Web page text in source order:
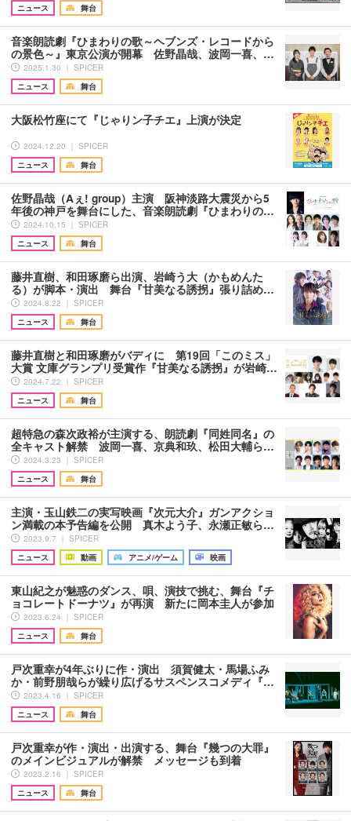
ニュース
舞台
音楽朗読劇『ひまわりの歌～ヘブンズ・レコードから
の景色～』東京公演が開幕 佐野晶哉、波岡一喜、…
2025.1.30 ｜ SPICER
ニュース
舞台
大阪松竹座にて『じゃりン子チエ』上演が決定
2024.12.20 ｜ SPICER
ニュース
舞台
佐野晶哉（Aぇ! group）主演 阪神淡路大震災から5
年後の神戸を舞台にした、音楽朗読劇『ひまわりの…
2024.10.15 ｜ SPICER
ニュース
舞台
藤井直樹、和田琢磨ら出演、岩崎う大（かもめんた
る）が脚本・演出 舞台『甘美なる誘拐』張り詰め…
2024.8.22 ｜ SPICER
ニュース
舞台
藤井直樹と和田琢磨がバディに 第19回「このミス」
大賞 文庫グランプリ受賞作『甘美なる誘拐』が岩崎…
2024.7.22 ｜ SPICER
ニュース
舞台
超特急の森次政裕が主演する、朗読劇『同姓同名』の
全キャスト解禁 波岡一喜、京典和玖、松田大輔ら…
2024.3.23 ｜ SPICER
ニュース
舞台
主演・玉山鉄二の実写映画『次元大介』ガンアクショ
ン満載の本予告編を公開 真木よう子、永瀬正敏ら…
2023.9.7 ｜ SPICER
ニュース
動画 アニメ/ゲーム 映画
東山紀之が魅惑のダンス、唄、演技で挑む、舞台『チ
ョコレートドーナツ』が再演 新たに岡本圭人が参加
2023.6.24 ｜ SPICER
ニュース
舞台
戸次重幸が4年ぶりに作・演出 須賀健太・馬場ふみ
か・前野朋哉らが繰り広げるサスペンスコメディ『…
2023.4.16 ｜ SPICER
ニュース
舞台
戸次重幸が作・演出・出演する、舞台『幾つの大罪』
のメインビジュアルが解禁 メッセージも到着
2023.2.16 ｜ SPICER
ニュース
舞台